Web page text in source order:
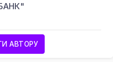
АВТОРУ